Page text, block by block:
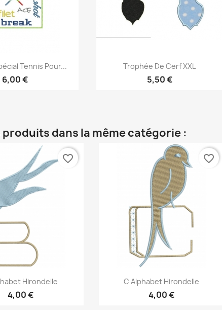
rapide
Tennis Pour...
6,00 €
Aperçu rapide
Trophée De Cerf XXL
5,50 €
produits dans la même catégorie :
rapide
Hirondelle
4,00 €
favorite_border
Aperçu rapide
C Alphabet Hirondelle
4,00 €
favorite_border